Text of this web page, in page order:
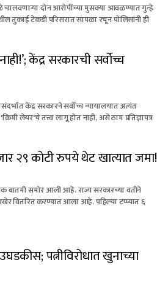
चालवणाऱ्या दोन आरोपींच्या मुसक्या आवळण्यात गुन्हे
टेकडी परिसरात सापळा रचून पोलिसांनी ही
केंद्र सरकारची सर्वोच्च
केंद्र सरकारने सर्वोच्च न्यायालयात अत्यंत
लेयर'चे तत्त्व लागू होत नाही, असे ठाम प्रतिज्ञापत्र
२९ कोटी रुपये थेट खात्यात जमा!
बातमी समोर आली आहे. राज्य सरकारच्या वतीने
वितरित करण्यात आला आहे. पहिल्या टप्प्यात ६
पत्नीविरोधात खुनाच्या